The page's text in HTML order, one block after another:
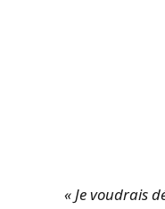
« Je voudrais